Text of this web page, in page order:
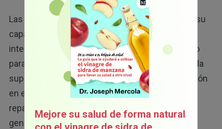
Las propiedades antiinflamatorias del butirato y su
capacidad para mejorar la función de la barrera
intestinal proporcionan un excelente tratamiento
para la EII. Las investigaciones demuestran que la
suplementación con butirato reduce la inflamación
en el revestimiento intestinal, promueve la
reparación de tejidos y mejora la salud intestinal
general. 19
Mejore su salud de forma natural